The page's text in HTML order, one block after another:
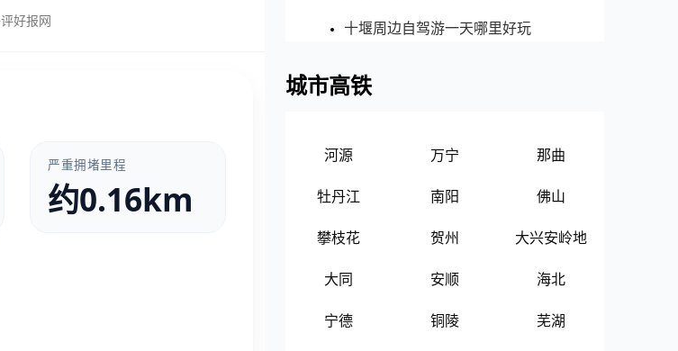
好报网
严重拥堵里程
约0.16km
十堰周边自驾游一天哪里好玩
城市高铁
河源 万宁 那曲
牡丹江 南阳 佛山
攀枝花 贺州 大兴安岭地
大同 安顺 海北
宁德 铜陵 芜湖